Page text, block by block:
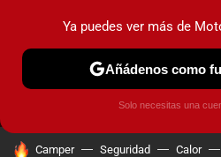
MENÚ
COCHES
HOY SE HABLA DE
Camper Seguridad Calor
Ya puedes ver más de
Añádenos como
Solo necesitas una